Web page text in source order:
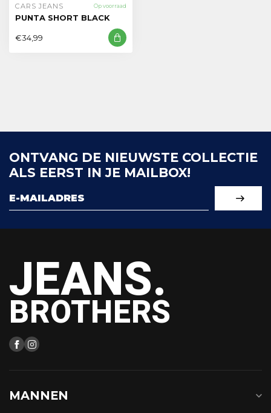
CARS JEANS Op voorraad
PUNTA SHORT BLACK
€34,99
ONTVANG DE NIEUWSTE COLLECTIE
ALS EERST IN JE MAILBOX!
JEANS.
BROTHERS
MANNEN